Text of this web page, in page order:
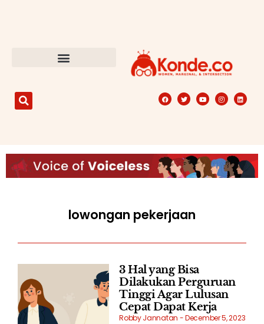
lowongan pekerjaan
3 Hal yang Bisa
Dilakukan Perguruan
Tinggi Agar Lulusan
Cepat Dapat Kerja
Robby Jannatan December 5, 2023